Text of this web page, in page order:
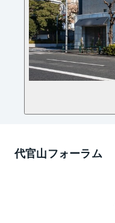
代官山フォーラム